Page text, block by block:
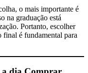
o mais importante é
na graduação está
Portanto, escolher
final é fundamental para